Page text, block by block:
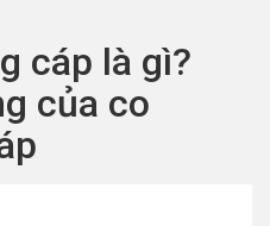
cáp là gì?
của co